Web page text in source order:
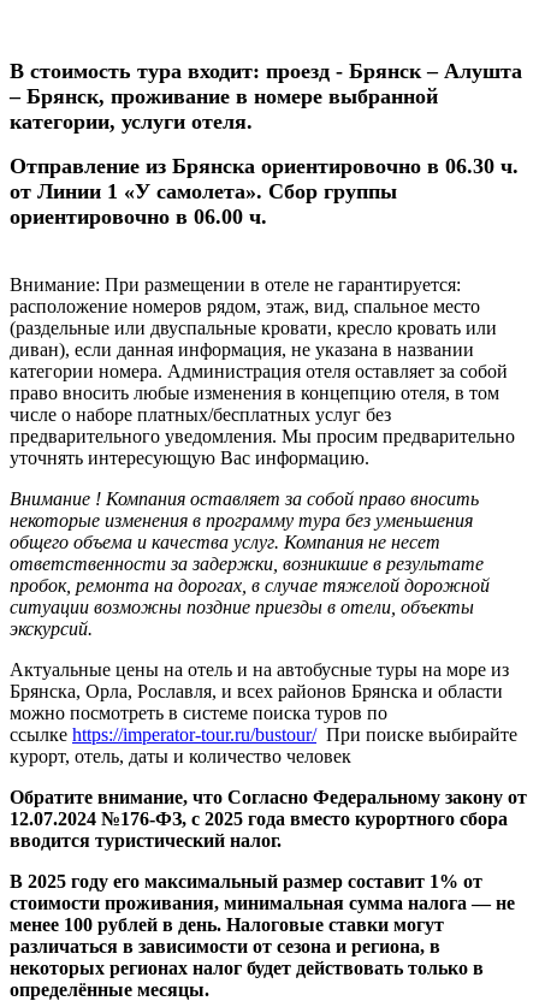
В стоимость тура входит: проезд - Брянск – Алушта
– Брянск, проживание в номере выбранной
категории, услуги отеля.
Отправление из Брянска ориентировочно в 06.30 ч.
от Линии 1 «У самолета». Сбор группы
ориентировочно в 06.00 ч.
Внимание: При размещении в отеле не гарантируется:
расположение номеров рядом, этаж, вид, спальное место
(раздельные или двуспальные кровати, кресло кровать или
диван), если данная информация, не указана в названии
категории номера. Администрация отеля оставляет за собой
право вносить любые изменения в концепцию отеля, в том
числе о наборе платных/бесплатных услуг без
предварительного уведомления. Мы просим предварительно
уточнять интересующую Вас информацию.
Внимание ! Компания оставляет за собой право вносить
некоторые изменения в программу тура без уменьшения
общего объема и качества услуг. Компания не несет
ответственности за задержки, возникшие в результате
пробок, ремонта на дорогах, в случае тяжелой дорожной
ситуации возможны поздние приезды в отели, объекты
экскурсий.
Актуальные цены на отель и на автобусные туры на море из
Брянска, Орла, Рославля, и всех районов Брянска и области
можно посмотреть в системе поиска туров по
ссылке https://imperator-tour.ru/bustour/При поиске выбирайте
курорт, отель, даты и количество человек
Обратите внимание, что Согласно Федеральному закону от
12.07.2024 №176-ФЗ, с 2025 года вместо курортного сбора
вводится туристический налог.
В 2025 году его максимальный размер составит 1% от
стоимости проживания, минимальная сумма налога — не
менее 100 рублей в день. Налоговые ставки могут
различаться в зависимости от сезона и региона, в
некоторых регионах налог будет действовать только в
определённые месяцы.